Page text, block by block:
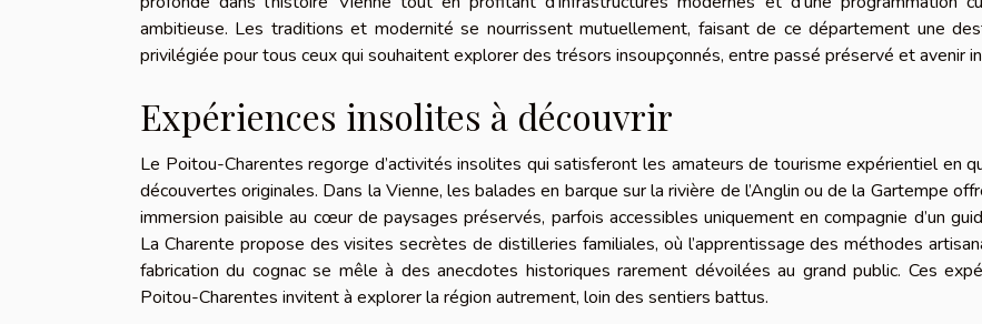
ambitieuse. Les traditions et modernité se nourrissent mutuellement, faisant de ce département une
privilégiée pour tous ceux qui souhaitent explorer des trésors insoupçonnés, entre passé préservé et avenir
Expériences insolites à découvrir
Le Poitou-Charentes regorge d’activités insolites qui satisferont les amateurs de tourisme expérientiel en
découvertes originales. Dans la Vienne, les balades en barque sur la rivière de l’Anglin ou de la Gartempe
immersion paisible au cœur de paysages préservés, parfois accessibles uniquement en compagnie d’un
La Charente propose des visites secrètes de distilleries familiales, où l’apprentissage des méthodes
fabrication du cognac se mêle à des anecdotes historiques rarement dévoilées au grand public. Ces
Poitou-Charentes invitent à explorer la région autrement, loin des sentiers battus.